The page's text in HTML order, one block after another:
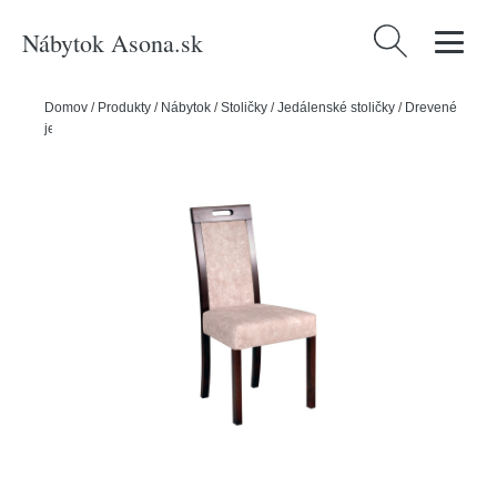
Nábytok Asona.sk Hľadať:
Domov / Produkty / Nábytok /Stoličky /Jedálenské stoličky / Drevené
jedálenské stoličky